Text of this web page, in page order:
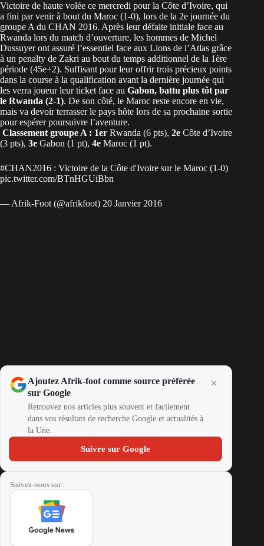
Victoire de haute volée ce mercredi pour la Côte d’Ivoire, qui
a fini par venir à bout du Maroc (1-0), lors de la 2e journée du
groupe A du CHAN 2016. Après leur défaite initiale face au
Rwanda lors du match d’ouverture, les hommes de Michel
Dussuyer ont assuré l’essentiel face aux Lions de l’Atlas grâce
à un penalty de Zakri au bout du temps additionnel de la 1ère
période (45e+2). Suffisant pour leur offrir trois précieux points
dans la course à la qualification avant la dernière journée qui
les verra joueur leur ticket face au Gabon, battu plus tôt par
le Rwanda (2-1). De son côté, le Maroc reste encore en vie,
mais va devoir terrasser le pays hôte lors de sa prochaine sortie
pour espérer poursuivre l’aventure.
Classement groupe A : 1er Rwanda (6 pts), 2e Côte d’Ivoire
(3 pts), 3e Gabon (1 pt), 4e Maroc (1 pt).
#CHAN2016 : Victoire de la Côte d'Ivoire sur le Maroc (1-0)
pic.twitter.com/BTnHGUiBbn
— Afrik-Foot (@afrikfoot) 20 Janvier 2016
Ajoutez Afrik-foot comme source préférée
sur Google
Retrouvez nos articles plus souvent et facilement
dans vos résultats de recherche Google et actualités à
la Une.
Suivre sur Google
Suivez-nous sur :